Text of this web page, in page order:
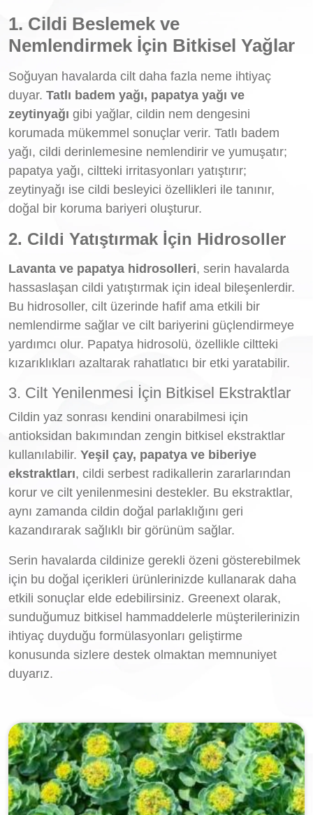
1. Cildi Beslemek ve
Nemlendirmek İçin Bitkisel Yağlar
Soğuyan havalarda cilt daha fazla neme ihtiyaç
duyar. Tatlı badem yağı, papatya yağı ve
zeytinyağı gibi yağlar, cildin nem dengesini
korumada mükemmel sonuçlar verir. Tatlı badem
yağı, cildi derinlemesine nemlendirir ve yumuşatır;
papatya yağı, ciltteki irritasyonları yatıştırır;
zeytinyağı ise cildi besleyici özellikleri ile tanınır,
doğal bir koruma bariyeri oluşturur.
2. Cildi Yatıştırmak İçin Hidrosoller
Lavanta ve papatya hidrosolleri, serin havalarda
hassaslaşan cildi yatıştırmak için ideal bileşenlerdir.
Bu hidrosoller, cilt üzerinde hafif ama etkili bir
nemlendirme sağlar ve cilt bariyerini güçlendirmeye
yardımcı olur. Papatya hidrosolü, özellikle ciltteki
kızarıklıkları azaltarak rahatlatıcı bir etki yaratabilir.
3. Cilt Yenilenmesi İçin Bitkisel Ekstraktlar
Cildin yaz sonrası kendini onarabilmesi için
antioksidan bakımından zengin bitkisel ekstraktlar
kullanılabilir. Yeşil çay, papatya ve biberiye
ekstraktları, cildi serbest radikallerin zararlarından
korur ve cilt yenilenmesini destekler. Bu ekstraktlar,
aynı zamanda cildin doğal parlaklığını geri
kazandırarak sağlıklı bir görünüm sağlar.
Serin havalarda cildinize gerekli özeni gösterebilmek
için bu doğal içerikleri ürünlerinizde kullanarak daha
etkili sonuçlar elde edebilirsiniz. Greenext olarak,
sunduğumuz bitkisel hammaddelerle müşterilerinizin
ihtiyaç duyduğu formülasyonları geliştirme
konusunda sizlere destek olmaktan memnuniyet
duyarız.